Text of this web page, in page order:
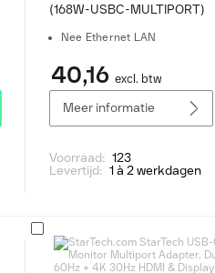
5Gbps Hub, Mini Dock voor
iPad / Tablets Docks & port
replicator - Wit
(168W-USBC-MULTIPORT)
Nee Ethernet LAN
40,16 excl. btw
Meer informatie
Voorraad: 123
Levertijd: 1 à 2 werkdagen